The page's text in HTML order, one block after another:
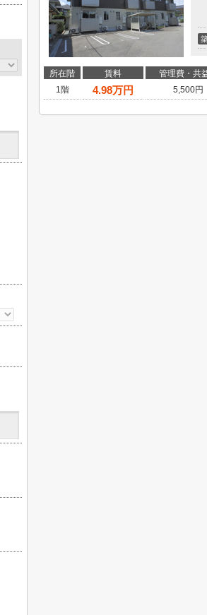
所在階 賃料 管理費・共
1階
4.98万円 5,500円